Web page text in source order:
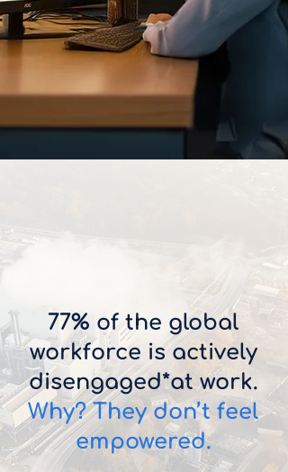
77% of the global
workforce is actively
disengaged*at work.
Why? They don’t feel
empowered.